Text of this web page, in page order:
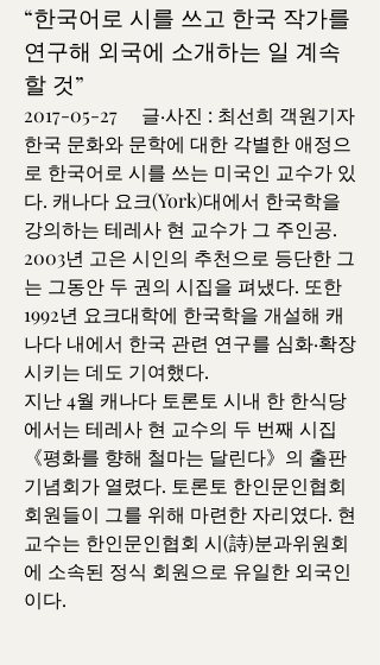
“한국어로 시를 쓰고 한국 작가를
연구해 외국에 소개하는 일 계속
할 것”
2017-05-27     글·사진 : 최선희 객원기자
한국 문화와 문학에 대한 각별한 애정으
로 한국어로 시를 쓰는 미국인 교수가 있
다. 캐나다 요크(York)대에서 한국학을
강의하는 테레사 현 교수가 그 주인공.
2003년 고은 시인의 추천으로 등단한 그
는 그동안 두 권의 시집을 펴냈다. 또한
1992년 요크대학에 한국학을 개설해 캐
나다 내에서 한국 관련 연구를 심화·확장
시키는 데도 기여했다.
지난 4월 캐나다 토론토 시내 한 한식당
에서는 테레사 현 교수의 두 번째 시집
《평화를 향해 철마는 달린다》의 출판
기념회가 열렸다. 토론토 한인문인협회
회원들이 그를 위해 마련한 자리였다. 현
교수는 한인문인협회 시(詩)분과위원회
에 소속된 정식 회원으로 유일한 외국인
이다.